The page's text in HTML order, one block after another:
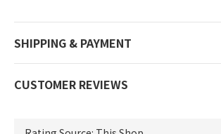
SHIPPING & PAYMENT
CUSTOMER REVIEWS